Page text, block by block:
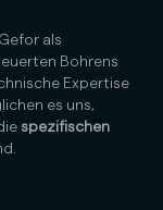
als
Bohrens
Expertise
es uns,
spezifischen